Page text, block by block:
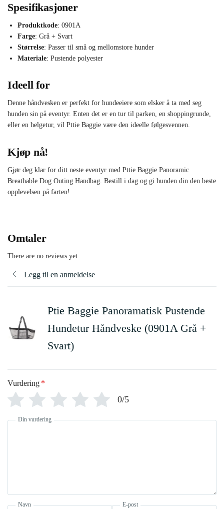
Spesifikasjoner
Produktkode: 0901A
Farge: Grå + Svart
Størrelse: Passer til små og mellomstore hunder
Materiale: Pustende polyester
Ideell for
Denne håndvesken er perfekt for hundeeiere som elsker å ta med seg
hunden sin på eventyr. Enten det er en tur til parken, en shoppingrunde,
eller en helgetur, vil Pttie Baggie være den ideelle følgesvennen.
Kjøp nå!
Gjør deg klar for ditt neste eventyr med Pttie Baggie Panoramic
Breathable Dog Outing Handbag. Bestill i dag og gi hunden din den beste
opplevelsen på farten!
Omtaler
There are no reviews yet
Legg til en anmeldelse
Ptie Baggie Panoramatisk Pustende
Hundetur Håndveske (0901A Grå +
Svart)
Vurdering *
0/5
Din vurdering
Navn E-post